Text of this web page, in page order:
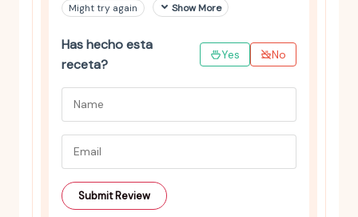
Might try again
Show More
Has hecho esta
receta?
Yes No